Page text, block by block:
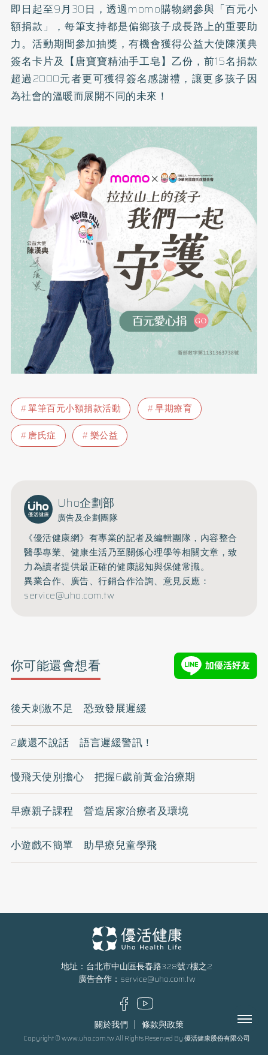
即日起至9月30日，透過momo購物網參與「百元小
額捐款」，每筆支持都是偏鄉孩子成長路上的重要助
力。活動期間參加抽獎，有機會獲得公益大使陳漢典
簽名卡片及【唐寶寶精油手工皂】乙份，前15名捐款
超過2000元者更可獲得簽名感謝禮，讓更多孩子因
為社會的溫暖而展開不同的未來！
單筆百元小額捐款活動
早期療育
唐氏症
樂公益
Uho企劃部
廣告及企劃團隊
《優活健康網》有專業的記者及編輯團隊，內容整合
醫學專業、健康生活乃至關係心理學等相關文章，致
力為讀者提供最正確的健康認知與保健常識。
異業合作、廣告、行銷合作洽詢、意見反應：
service@uho.com.tw
你可能還會想看
後天刺激不足 恐致發展遲緩
2歲還不說話 語言遲緩警訊！
慢飛天使別擔心 把握6歲前黃金治療期
早療親子課程 營造居家治療者及環境
小遊戲不簡單 助早療兒童學飛
地址：台北市中山區長春路328號7樓之2
廣告合作： service@uho.com.tw
關於我們 條款與政策
Copyright © www.uho.com.tw All Rights Reserved By 優活健康股份有限公司
Menu